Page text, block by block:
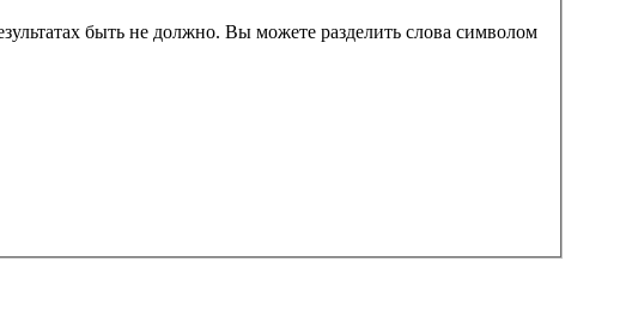
быть не должно. Вы можете разделить слова символом